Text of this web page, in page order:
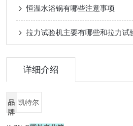
恒温水浴锅有哪些注意事项
拉力试验机主要有哪些和拉力试
详细介绍
品
牌
凯特尔